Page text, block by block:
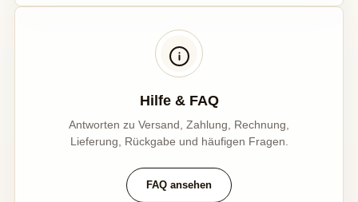
Hilfe & FAQ
Antworten zu Versand, Zahlung, Rechnung,
Lieferung, Rückgabe und häufigen Fragen.
FAQ ansehen